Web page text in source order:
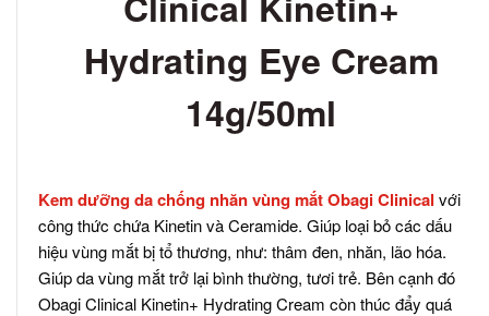
Hydrating Eye Cream
14g/50ml
Kem dưỡng da chống nhăn vùng mắt Obagi Clinical với
công thức chứa Kinetin và Ceramide. Giúp loại bỏ các dấu
hiệu vùng mắt bị tổ thương, như: thâm đen, nhăn, lão hóa.
Giúp da vùng mắt trở lại bình thường, tươi trẻ. Bên cạnh đó
Obagi Clinical Kinetin+ Hydrating Cream còn thúc đẩy quá